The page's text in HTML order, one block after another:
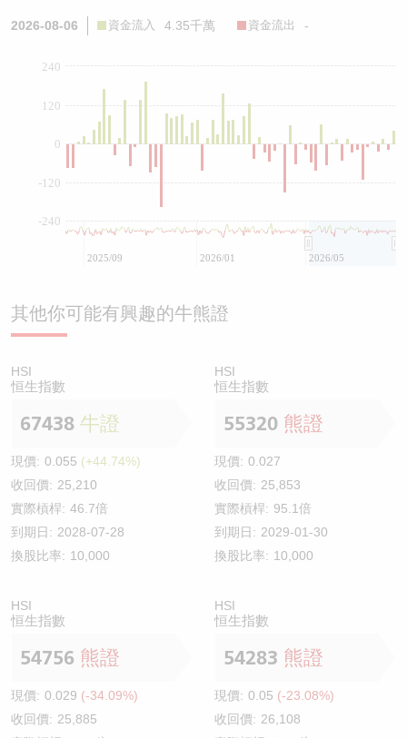
2026-08-06 資金流入 4.35千萬 資金流出 -
0
-240
-120
120
240
2025/09 2026/01 2026/05
其他你可能有興趣的牛熊證
HSI
恒生指數
67438 牛證
現價: 0.055 (+44.74%)
收回價: 25,210
實際槓桿: 46.7倍
到期日: 2028-07-28
換股比率: 10,000
HSI
恒生指數
55320 熊證
現價: 0.027
收回價: 25,853
實際槓桿: 95.1倍
到期日: 2029-01-30
換股比率: 10,000
HSI
恒生指數
54756 熊證
現價: 0.029 (-34.09%)
收回價: 25,885
HSI
恒生指數
54283 熊證
現價: 0.05 (-23.08%)
收回價: 26,108